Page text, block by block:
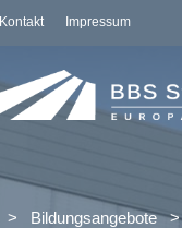
Kontakt Impressum
> Bildungsangebote